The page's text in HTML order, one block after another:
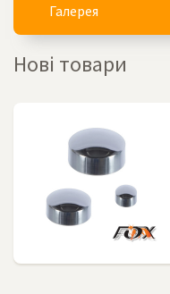
Галерея
Нові товари